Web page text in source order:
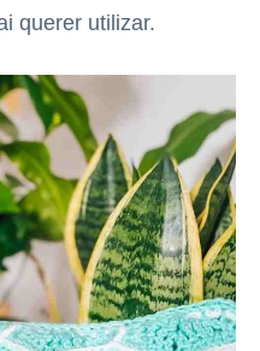
querer utilizar.